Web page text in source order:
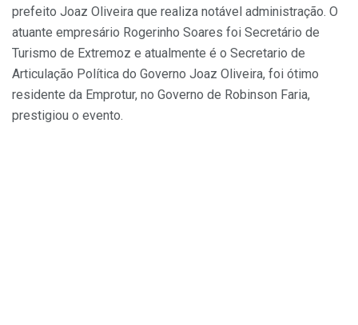
prefeito Joaz Oliveira que realiza notável administração. O
atuante empresário Rogerinho Soares foi Secretário de
Turismo de Extremoz e atualmente é o Secretario de
Articulação Política do Governo Joaz Oliveira, foi ótimo
residente da Emprotur, no Governo de Robinson Faria,
prestigiou o evento.